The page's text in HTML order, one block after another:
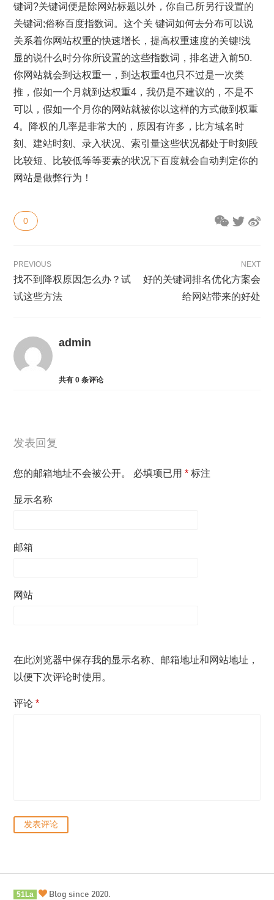
键词?关键词便是除网站标题以外，你自己所另行设置的
关键词;俗称百度指数词。这个关 键词如何去分布可以说
关系着你网站权重的快速增长，提高权重速度的关键!浅
显的说什么时分你所设置的这些指数词，排名进入前50.
你网站就会到达权重一，到达权重4也只不过是一次类
推，假如一个月就到达权重4，我仍是不建议的，不是不
可以，假如一个月你的网站就被你以这样的方式做到权重
4。降权的几率是非常大的，原因有许多，比方域名时
刻、建站时刻、录入状况、索引量这些状况都处于时刻段
比较短、比较低等等要素的状况下百度就会自动判定你的
网站是做弊行为！
0
PREVIOUS
找不到降权原因怎么办？试
试这些方法
NEXT
好的关键词排名优化方案会
给网站带来的好处
admin
共有0 条评论
发表回复
您的邮箱地址不会被公开。 必填项已用* 标注
显示名称
邮箱
网站
在此浏览器中保存我的显示名称、邮箱地址和网站地址，
以便下次评论时使用。
评论*
51La Blog since 2020.